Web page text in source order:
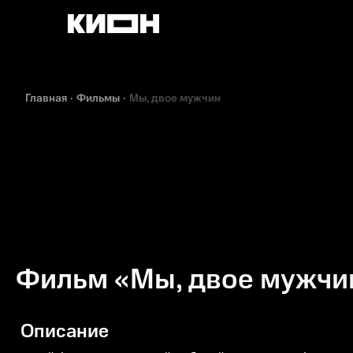
Главная Фильмы Мы, двое мужчин
Фильм «Мы, двое
Описание